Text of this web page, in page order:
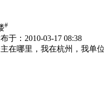
#
于：2010-03-17 08:38
在哪里，我在杭州，我单